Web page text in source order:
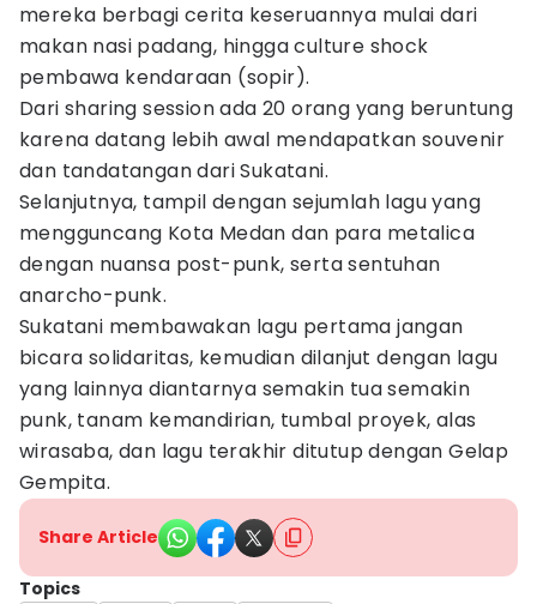
mereka berbagi cerita keseruannya mulai dari
makan nasi padang, hingga culture shock
pembawa kendaraan (sopir).
Dari sharing session ada 20 orang yang beruntung
karena datang lebih awal mendapatkan souvenir
dan tandatangan dari Sukatani.
Selanjutnya, tampil dengan sejumlah lagu yang
mengguncang Kota Medan dan para metalica
dengan nuansa post-punk, serta sentuhan
anarcho-punk.
Sukatani membawakan lagu pertama jangan
bicara solidaritas, kemudian dilanjut dengan lagu
yang lainnya diantarnya semakin tua semakin
punk, tanam kemandirian, tumbal proyek, alas
wirasaba, dan lagu terakhir ditutup dengan Gelap
Gempita.
Share Article
Topics